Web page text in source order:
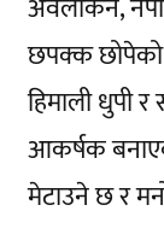
छपक्क छोपेको
हिमाली धुपी
आकर्षक
मेटाउने छ र